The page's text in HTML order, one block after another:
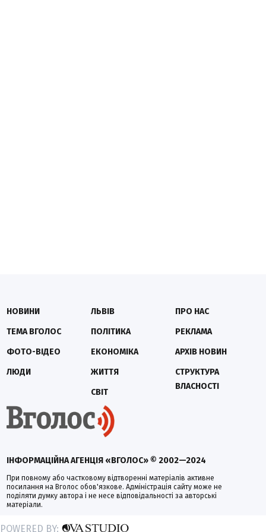
ІНФОРМАЦІЙНА АГЕНЦІЯ «ВГОЛОС» © 2002—2024
При повному або частковому відтворенні матеріалів активне
посилання на Вголос обов'язкове. Адміністрація сайту може не
поділяти думку автора і не несе відповідальності за авторські
матеріали.
НОВИНИ
ТЕМА ВГОЛОС
ФОТО-ВІДЕО
ЛЮДИ
ЛЬВІВ
ПОЛІТИКА
ЕКОНОМІКА
ЖИТТЯ
СВІТ
ПРО НАС
РЕКЛАМА
АРХІВ НОВИН
СТРУКТУРА
ВЛАСНОСТІ
POWERED BY: